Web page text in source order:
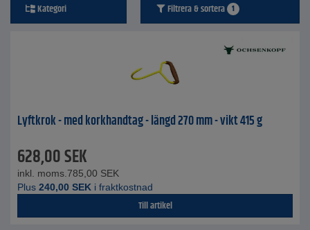
Kategori Filtrera & sortera 1
Lyftkrok - med korkhandtag - längd 270 mm - vikt 415 g
628,00SEK
inkl. moms. 785,00 SEK
Plus 240,00 SEK i fraktkostnad
Till artikel